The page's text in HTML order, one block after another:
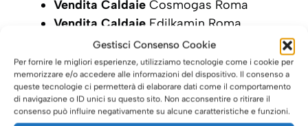
Gestisci Consenso Cookie
Per fornire le migliori esperienze, utilizziamo tecnologie come i cookie per
memorizzare e/o accedere alle informazioni del dispositivo. Il consenso a
queste tecnologie ci permetterà di elaborare dati come il comportamento
di navigazione o ID unici su questo sito. Non acconsentire o ritirare il
consenso può influire negativamente su alcune caratteristiche e funzioni.
Vendita Caldaie Cosmogas Roma
Vendita Caldaie Edilkamin Roma
SCRIVI ORA LA TUA RICHIESTA DI
INTERVENTO